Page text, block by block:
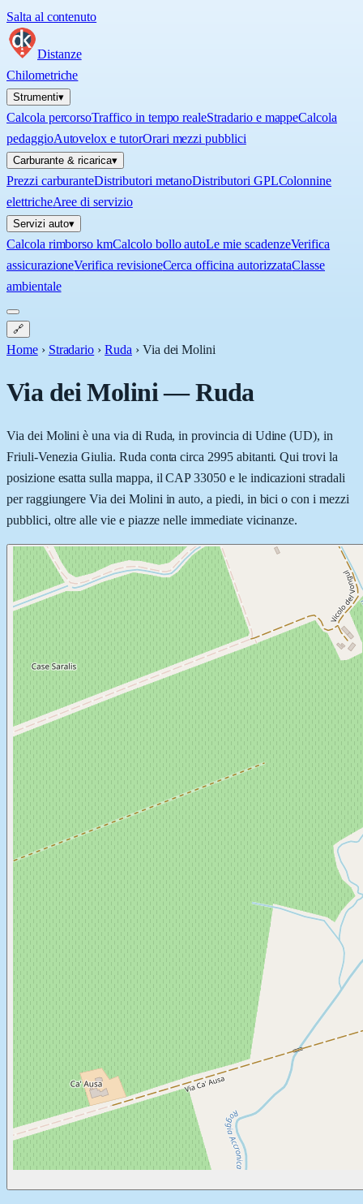
Salta al contenuto
Distanze
Chilometriche
Strumenti▾
Calcola percorsoTraffico in tempo realeStradario e mappeCalcola
pedaggioAutovelox e tutorOrari mezzi pubblici
Carburante & ricarica▾
Prezzi carburanteDistributori metanoDistributori GPLColonnine
elettricheAree di servizio
Servizi auto▾
Calcola rimborso kmCalcolo bollo autoLe mie scadenzeVerifica
assicurazioneVerifica revisioneCerca officina autorizzataClasse
ambientale
🔗
Home › Stradario › Ruda › Via dei Molini
Via dei Molini—Ruda
Via dei Molini è una via di Ruda, in provincia di Udine (UD), in
Friuli-Venezia Giulia. Ruda conta circa 2995 abitanti. Qui trovi la
posizione esatta sulla mappa, il CAP 33050 e le indicazioni stradali
per raggiungere Via dei Molini in auto, a piedi, in bici o con i mezzi
pubblici, oltre alle vie e piazze nelle immediate vicinanze.